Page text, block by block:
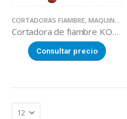
CORTADORAS FIAMBRE, MAQUINARIA SECTOR ALIMENTACION
Cortadora de fiambre KOLOSSAL SMARTY 250 IX
Consultar precio